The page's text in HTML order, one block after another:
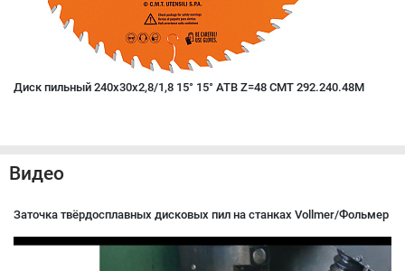
Диск пильный 240x30x2,8/1,8 15° 15° ATB Z=48 CMT 292.240.48M
Видео
Заточка твёрдосплавных дисковых пил на станках Vollmer/Фольмер